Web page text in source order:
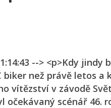
--> <p>Kdy jindy
než právě letos a
vítězství v závodě
očekávaný scénář 46.